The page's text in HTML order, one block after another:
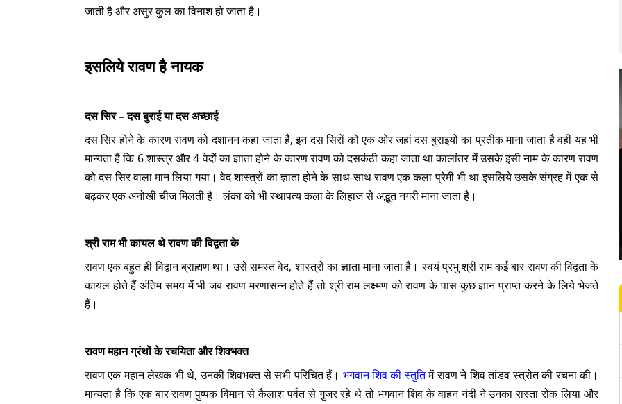
जाती है और असुर कुल का विनाश हो जाता है।
इसलिये रावण है नायक
दस सिर – दस बुराई या दस अच्छाई
दस सिर होने के कारण रावण को दशानन कहा जाता है, इन दस सिरों को एक ओर जहां दस बुराइयों का प्रतीक माना जाता है वहीं यह भी
मान्यता है कि 6 शास्त्र और 4 वेदों का ज्ञाता होने के कारण रावण को दसकंठी कहा जाता था कालांतर में उसके इसी नाम के कारण रावण
को दस सिर वाला मान लिया गया। वेद शास्त्रों का ज्ञाता होने के साथ-साथ रावण एक कला प्रेमी भी था इसलिये उसके संग्रह में एक से
बढ़कर एक अनोखी चीज मिलती है। लंका को भी स्थापत्य कला के लिहाज से अद्भुत नगरी माना जाता है।
श्री राम भी कायल थे रावण की विद्वता के
रावण एक बहुत ही विद्वान ब्राह्मण था। उसे समस्त वेद, शास्त्रों का ज्ञाता माना जाता है। स्वयं प्रभु श्री राम कई बार रावण की विद्वता के
कायल होते हैं अंतिम समय में भी जब रावण मरणासन्न होते हैं तो श्री राम लक्ष्मण को रावण के पास कुछ ज्ञान प्राप्त करने के लिये भेजते
हैं।
रावण महान ग्रंथों के रचयिता और शिवभक्त
रावण एक महान लेखक भी थे, उनकी शिवभक्त से सभी परिचित हैं। भगवान शिव की स्तुतिमें रावण ने शिव तांडव स्त्रोत की रचना की।
मान्यता है कि एक बार रावण पुष्पक विमान से कैलाश पर्वत से गुजर रहे थे तो भगवान शिव के वाहन नंदी ने उनका रास्ता रोक लिया और